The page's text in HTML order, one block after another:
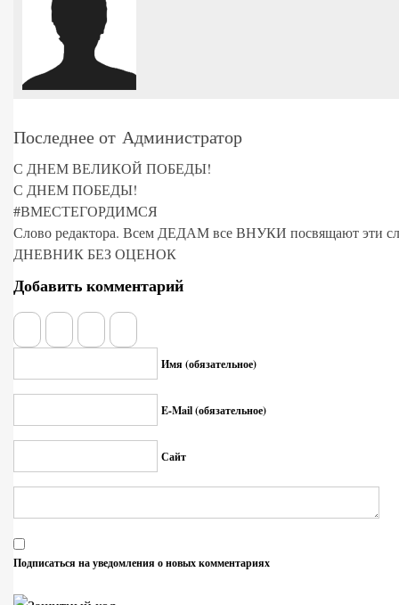
Последнее от Администратор
С ДНЕМ ВЕЛИКОЙ ПОБЕДЫ!
С ДНЕМ ПОБЕДЫ!
#ВМЕСТЕГОРДИМСЯ
Слово редактора. Всем ДЕДАМ все ВНУКИ посвящают эти
ДНЕВНИК БЕЗ ОЦЕНОК
Добавить комментарий
Имя (обязательное)
E-Mail (обязательное)
Сайт
Подписаться на уведомления о новых комментариях